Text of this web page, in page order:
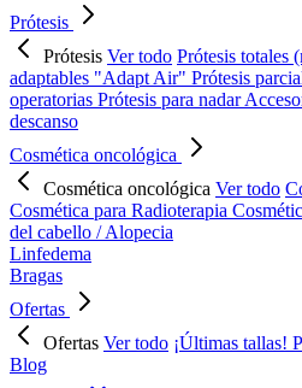
Prótesis
Prótesis Ver todo Prótesis totales
adaptables "Adapt Air" Prótesis
operatorias Prótesis para nadar
descanso
Cosmética oncológica
Cosmética oncológica Ver todo
Cosmética para Radioterapia
del cabello / Alopecia
Linfedema
Bragas
Ofertas
Ofertas Ver todo ¡Últimas tallas!
Blog